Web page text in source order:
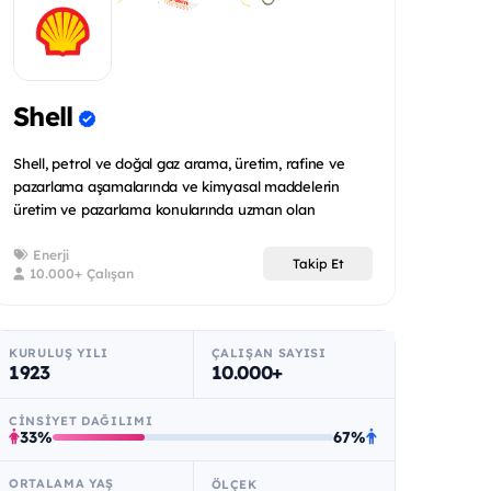
Shell
Shell, petrol ve doğal gaz arama, üretim, rafine ve
pazarlama aşamalarında ve kimyasal maddelerin
üretim ve pazarlama konularında uzman olan
Enerji
10.000+ Çalışan
Takip Et
KURULUŞ YILI
1923
ÇALIŞAN SAYISI
10.000+
CINSIYET DAĞILIMI
33% 67%
ORTALAMA YAŞ ÖLÇEK